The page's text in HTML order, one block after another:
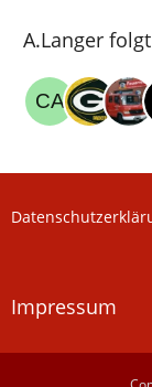
A.Langer folgt
Impressum